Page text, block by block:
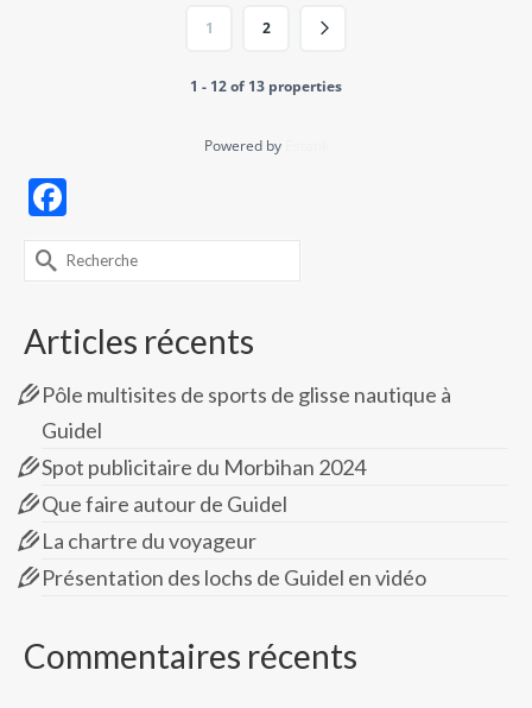
1 2
1 - 12 of 13 properties
Powered by
Rechercher :
Articles récents
Pôle multisites de sports de glisse nautique à
Guidel
Spot publicitaire du Morbihan 2024
Que faire autour de Guidel
La chartre du voyageur
Présentation des lochs de Guidel en vidéo
Commentaires récents